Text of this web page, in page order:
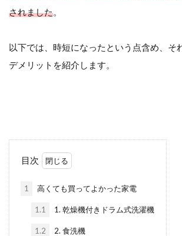
されました
以下では、時短になったという点含め、そ
デメリットを紹介します。
目次
1 高くても買ってよかった家電
1.1 1. 乾燥機付きドラム式洗濯機
1.2 2. 食洗機